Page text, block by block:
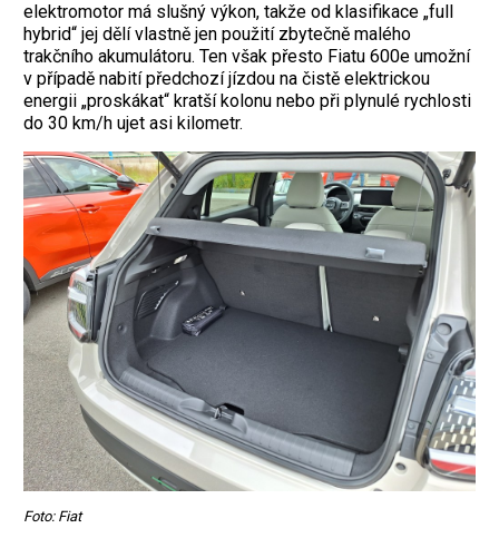
elektromotor má slušný výkon, takže od klasifikace „full
hybrid“ jej dělí vlastně jen použití zbytečně malého
trakčního akumulátoru. Ten však přesto Fiatu 600e umožní
v případě nabití předchozí jízdou na čistě elektrickou
energii „proskákat“ kratší kolonu nebo při plynulé rychlosti
do 30 km/h ujet asi kilometr.
Foto: Fiat